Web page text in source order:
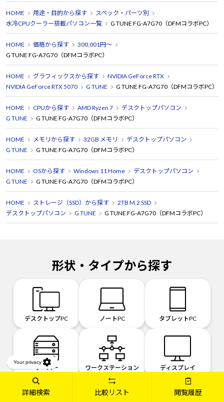
HOME 用途・目的から探す
スペック・パーツ別
水冷CPUクーラー搭載パソコン一覧
G TUNE FG-A7G70（DFMコラボPC）
HOME 価格から探す
300,001円～
G TUNE FG-A7G70（DFMコラボPC）
HOME グラフィックスから探す
NVIDIA GeForce RTX
NVIDIA GeForce RTX 5070
G TUNE G TUNE FG-A7G70（DFMコラボPC）
HOME CPUから探す AMD Ryzen 7
デスクトップパソコン
G TUNE
G TUNE FG-A7G70（DFMコラボPC）
HOME メモリから探す 32GB メモリ
デスクトップパソコン
G TUNE
G TUNE FG-A7G70（DFMコラボPC）
HOME OSから探す Windows 11 Home
デスクトップパソコン
G TUNE
G TUNE FG-A7G70（DFMコラボPC）
HOME ストレージ（SSD）から探す
2TB M.2 SSD
デスクトップパソコン
G TUNE G TUNE FG-A7G70（DFMコラボPC）
形状・タイプから探す
デスクトップPC ノートPC タブレットPC
サーバー ワークステーション ディスプレイ
詳細検索 比較リスト 閲覧履歴